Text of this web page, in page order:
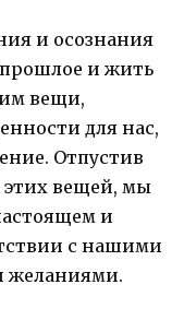
и осознания
прошлое и жить
вещи,
для нас,
Отпустив
вещей, мы
и
с нашими
желаниями.